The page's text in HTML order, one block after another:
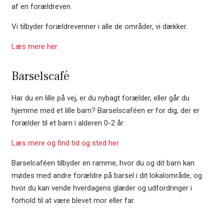
af en forældreven.
Vi tilbyder forældrevenner i alle de områder, vi dækker.
Læs mere her
Barselscafé
Har du en lille på vej, er du nybagt forælder, eller går du
hjemme med et lille barn? Barselscaféen er for dig, der er
forælder til et barn i alderen 0-2 år.
Læs mere og find tid og sted her
Barselcaféen tilbyder en ramme, hvor du og dit barn kan
mødes med andre forældre på barsel i dit lokalområde, og
hvor du kan vende hverdagens glæder og udfordringer i
forhold til at være blevet mor eller far.